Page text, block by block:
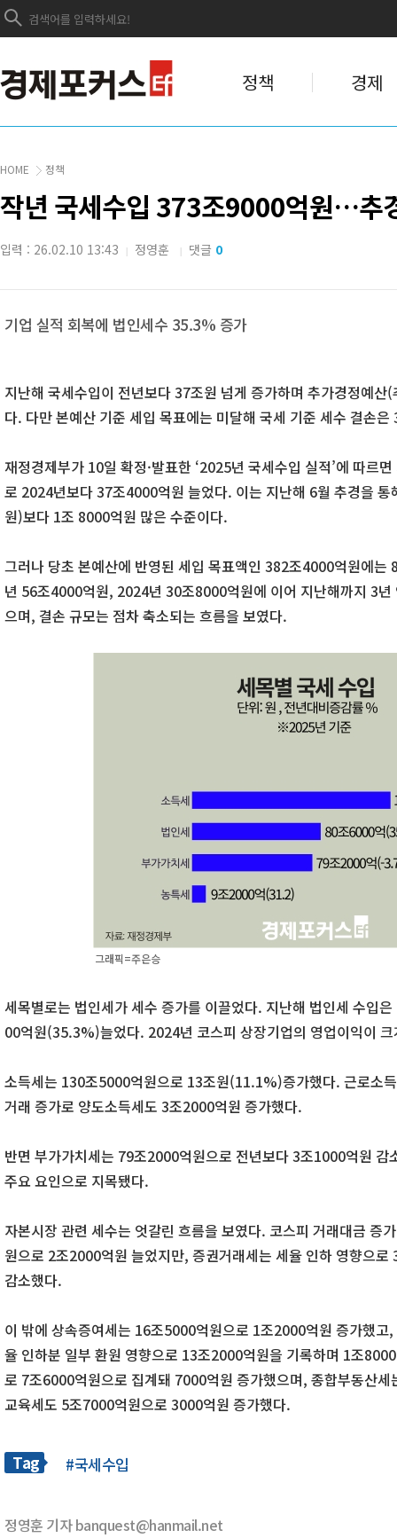
정책 경제
HOME 정책
작년 국세수입 373조9000억원…추
입력 : 26.02.10 13:43 | 정영훈 | 댓글 0
기업 실적 회복에 법인세수 35.3% 증가
지난해 국세수입이 전년보다 37조원 넘게 증가하며 추가경정예
다. 다만 본예산 기준 세입 목표에는 미달해 국세 기준 세수 결손
재정경제부가 10일 확정·발표한 ‘2025년 국세수입 실적’에 따르
로 2024년보다 37조4000억원 늘었다. 이는 지난해 6월 추경을
원)보다 1조 8000억원 많은 수준이다.
그러나 당초 본예산에 반영된 세입 목표액인 382조4000억원에
년 56조4000억원, 2024년 30조8000억원에 이어 지난해까지 3년
으며, 결손 규모는 점차 축소되는 흐름을 보였다.
그래픽=주은승
세목별로는 법인세가 세수 증가를 이끌었다. 지난해 법인세 수입
00억원(35.3%)늘었다. 2024년 코스피 상장기업의 영업이익이
소득세는 130조5000억원으로 13조원(11.1%)증가했다. 근로소
거래 증가로 양도소득세도 3조2000억원 증가했다.
반면 부가가치세는 79조2000억원으로 전년보다 3조1000억원 감
주요 요인으로 지목됐다.
자본시장 관련 세수는 엇갈린 흐름을 보였다. 코스피 거래대금 증
원으로 2조2000억원 늘었지만, 증권거래세는 세율 인하 영향으
감소했다.
이 밖에 상속증여세는 16조5000억원으로 1조2000억원 증가했고,
율 인하분 일부 환원 영향으로 13조2000억원을 기록하며 1조
로 7조6000억원으로 집계돼 7000억원 증가했으며, 종합부동산
교육세도 5조7000억원으로 3000억원 증가했다.
Tag #국세수입
정영훈 기자 banquest@hanmail.net